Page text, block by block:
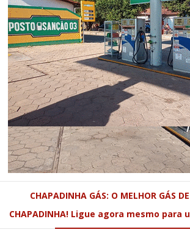
CHAPADINHA GÁS: O MELHOR GÁS
CHAPADINHA! Ligue agora mesmo para